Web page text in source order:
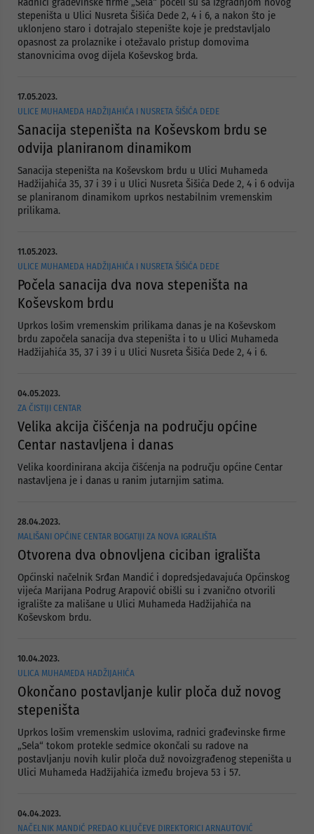
stepeništa u Ulici Nusreta Šišića Dede 2, 4 i 6, a nakon što je
uklonjeno staro i dotrajalo stepenište koje je predstavljalo
opasnost za prolaznike i otežavalo pristup domovima
stanovnicima ovog dijela Koševskog brda.
17.05.2023.
ULICE MUHAMEDA HADŽIJAHIĆA I NUSRETA ŠIŠIĆA DEDE
Sanacija stepeništa na Koševskom brdu se
odvija planiranom dinamikom
Sanacija stepeništa na Koševskom brdu u Ulici Muhameda
Hadžijahića 35, 37 i 39 i u Ulici Nusreta Šišića Dede 2, 4 i 6 odvija
se planiranom dinamikom uprkos nestabilnim vremenskim
prilikama.
11.05.2023.
ULICE MUHAMEDA HADŽIJAHIĆA I NUSRETA ŠIŠIĆA DEDE
Počela sanacija dva nova stepeništa na
Koševskom brdu
Uprkos lošim vremenskim prilikama danas je na Koševskom
brdu započela sanacija dva stepeništa i to u Ulici Muhameda
Hadžijahića 35, 37 i 39 i u Ulici Nusreta Šišića Dede 2, 4 i 6.
04.05.2023.
ZA ČISTIJI CENTAR
Velika akcija čišćenja na području općine
Centar nastavljena i danas
Velika koordinirana akcija čišćenja na području općine Centar
nastavljena je i danas u ranim jutarnjim satima.
28.04.2023.
MALIŠANI OPĆINE CENTAR BOGATIJI ZA NOVA IGRALIŠTA
Otvorena dva obnovljena ciciban igrališta
Općinski načelnik Srđan Mandić i dopredsjedavajuća Općinskog
vijeća Marijana Podrug Arapović obišli su i zvanično otvorili
igralište za mališane u Ulici Muhameda Hadžijahića na
Koševskom brdu.
10.04.2023.
ULICA MUHAMEDA HADŽIJAHIĆA
Okončano postavljanje kulir ploča duž novog
stepeništa
Uprkos lošim vremenskim uslovima, radnici građevinske firme
„Sela“ tokom protekle sedmice okončali su radove na
postavljanju novih kulir ploča duž novoizgrađenog stepeništa u
Ulici Muhameda Hadžijahića između brojeva 53 i 57.
04.04.2023.
NAČELNIK MANDIĆ PREDAO KLJUČEVE DIREKTORICI ARNAUTOVIĆ